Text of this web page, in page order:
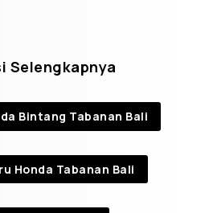
Selengkapnya
Bintang Tabanan Bali
Honda Tabanan Bali